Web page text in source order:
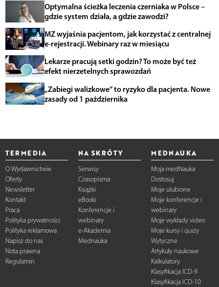
Optymalna ścieżka leczenia czerniaka w Polsce –
gdzie system działa, a gdzie zawodzi?
MZ wyjaśnia pacjentom, jak korzystać z centralnej
e-rejestracji. Webinary raz w miesiącu
Lekarze pracują setki godzin? To może być też
efekt nierzetelnych sprawozdań
„Zabiegi walizkowe” to ryzyko dla pacjenta. Nowe
zasady od 1 października
TERMEDIA
O Wydawnictwie
Oferty
Newsletter
Kontakt
Praca
Polityka prywatności
Polityka reklamowa
Napisz do nas
Nota prawna
Regulamin
NA SKRÓTY
Serwisy
Czasopisma
Książki
eBooki
Konferencje i
webinary
e-Akademia
Mednauka
MEDNAUKA
Moja medNauka
Dostosuj
Moje ulubione
Moje konferencje i
webinary
Moje wykłady video
Moje kursy i quizy
Wytyczne
Artykuły naukowe
Kalkulatory
Klasyfikacja ICD-9
Klasyfikacja ICD-10